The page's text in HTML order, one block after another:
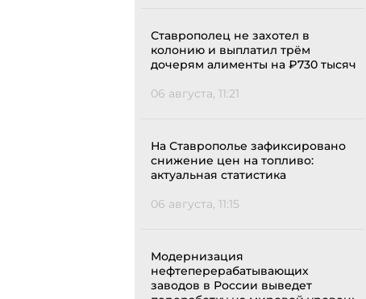
Ставрополец не захотел в
колонию и выплатил трём
дочерям алименты на ₽730 тысяч
06 августа, 11:21
На Ставрополье зафиксировано
снижение цен на топливо:
актуальная статистика
06 августа, 11:15
Модернизация
нефтеперерабатывающих
заводов в России выведет